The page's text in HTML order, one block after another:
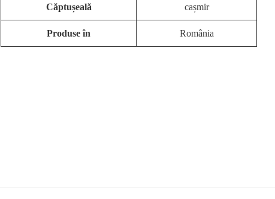
Căptușeală cașmir
Produse în România